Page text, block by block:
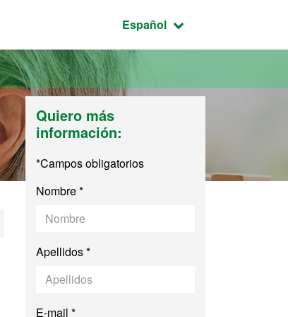
Idioma seleccionado:
Español
Quiero más
información:
*Campos obligatorios
Nombre *
Apellidos *
E-mail *